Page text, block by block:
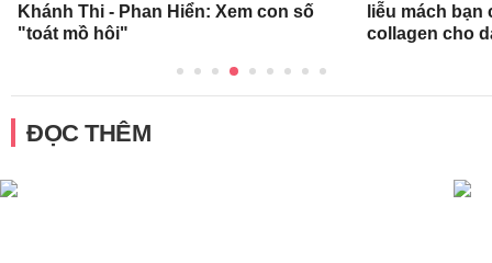
Khánh Thi - Phan Hiển: Xem con số
"toát mồ hôi"
liễu mách
collagen cho
ĐỌC THÊM